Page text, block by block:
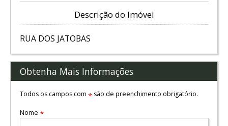
Descrição do Imóvel
RUA DOS JATOBAS
Obtenha Mais Informações
Todos os campos com *são de preenchimento obrigatório.
Nome *